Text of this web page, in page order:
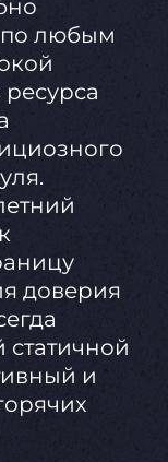
по любым
доверия
статичной
и